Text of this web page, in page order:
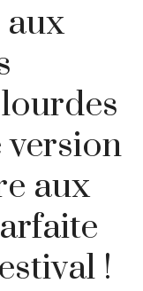
version
aux
!